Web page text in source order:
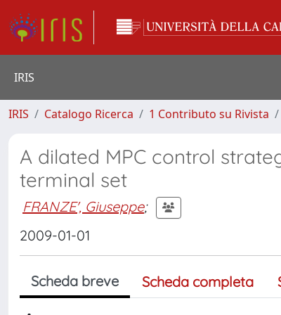
IRIS
IRIS Catalogo Ricerca 1 Contributo su Rivista
A dilated MPC control
terminal set
FRANZE', Giuseppe;
2009-01-01
Scheda breve Scheda completa